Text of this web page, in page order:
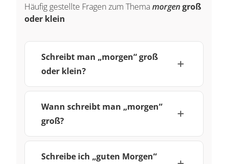
Häufig gestellte Fragen zum Themamorgengroß
oder klein
Schreibt man „morgen“ groß
oder klein?
Wann schreibt man „morgen“
groß?
Schreibe ich „guten Morgen“